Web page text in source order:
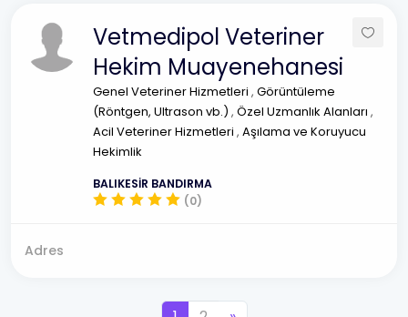
Vetmedipol Veteriner
Hekim Muayenehanesi
Genel Veteriner Hizmetleri , Görüntüleme
(Röntgen, Ultrason vb.) , Özel Uzmanlık Alanları ,
Acil Veteriner Hizmetleri , Aşılama ve Koruyucu
Hekimlik
BALIKESİR BANDIRMA
(0)
Adres